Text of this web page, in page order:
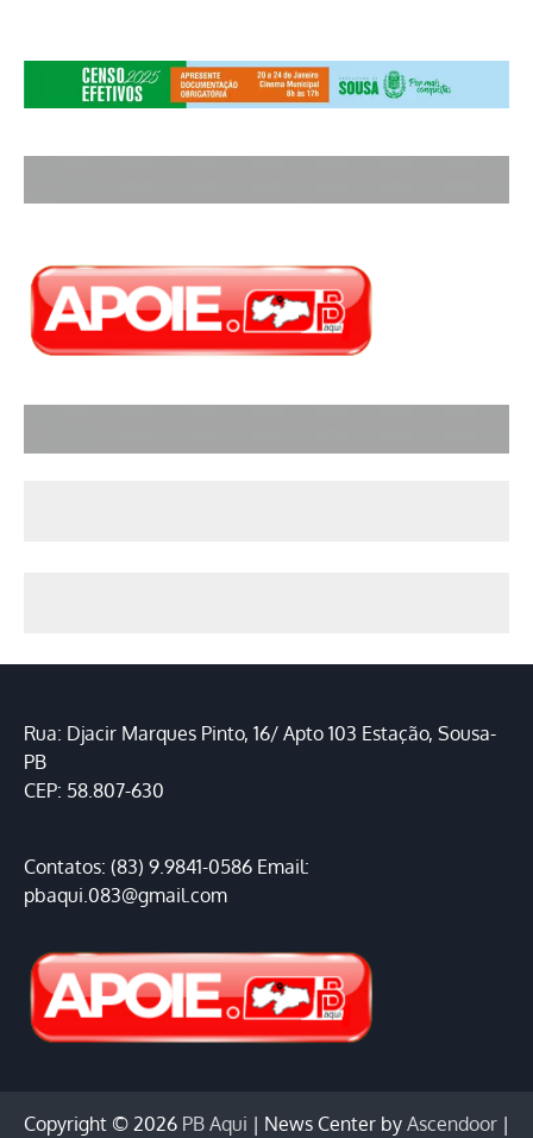
Rua: Djacir Marques Pinto, 16/ Apto 103 Estação, Sousa-
PB
CEP: 58.807-630
Contatos: (83) 9.9841-0586 Email:
pbaqui.083@gmail.com
Copyright © 2026 PB Aqui | News Center by Ascendoor |